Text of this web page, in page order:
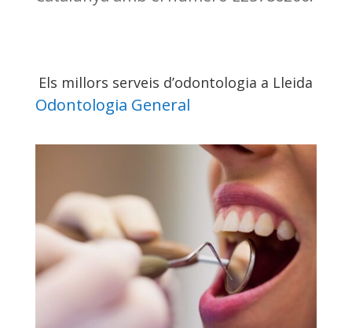
Els millors serveis d’odontologia a Lleida
Odontologia General